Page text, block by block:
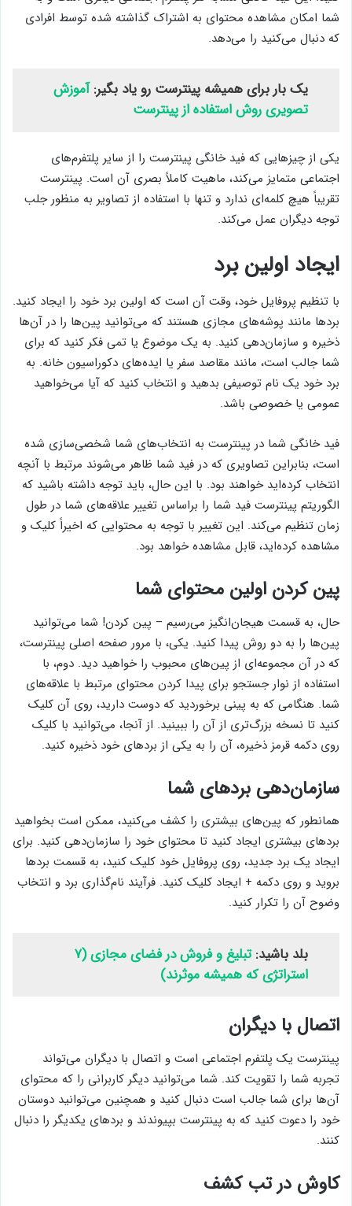
شما امکان مشاهده محتوای به اشتراک گذاشته شده توسط افرادی
که دنبال می‌کنید را می‌دهد.
یک بار برای همیشه پینترست رو یاد بگیر:آموزش
تصویری روش استفاده از پینترست
یکی از چیزهایی که فید خانگی پینترست را از سایر پلتفرم‌های
اجتماعی متمایز می‌کند، ماهیت کاملاً بصری آن است. پینترست
تقریباً هیچ کلمه‌ای ندارد و تنها با استفاده از تصاویر به منظور جلب
توجه دیگران عمل می‌کند.
ایجاد اولین برد
با تنظیم پروفایل خود، وقت آن است که اولین برد خود را ایجاد کنید.
بردها مانند پوشه‌های مجازی هستند که می‌توانید پین‌ها را در آن‌ها
ذخیره و سازمان‌دهی کنید. به یک موضوع یا تمی فکر کنید که برای
شما جالب است، مانند مقاصد سفر یا ایده‌های دکوراسیون خانه. به
برد خود یک نام توصیفی بدهید و انتخاب کنید که آیا می‌خواهید
عمومی یا خصوصی باشد.
فید خانگی شما در پینترست به انتخاب‌های شما شخصی‌سازی شده
است، بنابراین تصاویری که در فید شما ظاهر می‌شوند مرتبط با آنچه
انتخاب کرده‌اید خواهند بود. با این حال، باید توجه داشته باشید که
الگوریتم پینترست فید شما را براساس تغییر علاقه‌های شما در طول
زمان تنظیم می‌کند. این تغییر با توجه به محتوایی که اخیراً کلیک و
مشاهده کرده‌اید، قابل مشاهده خواهد بود.
پین کردن اولین محتوای شما
حال، به قسمت هیجان‌انگیز می‌رسیم – پین کردن! شما می‌توانید
پین‌ها را به دو روش پیدا کنید. یکی، با مرور صفحه اصلی پینترست،
که در آن مجموعه‌ای از پین‌های محبوب را خواهید دید. دوم، با
استفاده از نوار جستجو برای پیدا کردن محتوای مرتبط با علاقه‌های
شما. هنگامی که به پینی برخوردید که دوست دارید، روی آن کلیک
کنید تا نسخه بزرگ‌تری از آن را ببینید. از آنجا، می‌توانید با کلیک
روی دکمه قرمز ذخیره، آن را به یکی از بردهای خود ذخیره کنید.
سازمان‌دهی بردهای شما
همانطور که پین‌های بیشتری را کشف می‌کنید، ممکن است بخواهید
بردهای بیشتری ایجاد کنید تا محتوای خود را سازمان‌دهی کنید. برای
ایجاد یک برد جدید، روی پروفایل خود کلیک کنید، به قسمت بردها
بروید و روی دکمه + ایجاد کلیک کنید. فرآیند نام‌گذاری برد و انتخاب
وضوح آن را تکرار کنید.
بلد باشید:
تبلیغ و فروش در فضای مجازی (۷
استراتژی که همیشه موثرند)
اتصال با دیگران
پینترست یک پلتفرم اجتماعی است و اتصال با دیگران می‌تواند
تجربه شما را تقویت کند. شما می‌توانید دیگر کاربرانی را که محتوای
آن‌ها برای شما جالب است دنبال کنید و همچنین می‌توانید دوستان
خود را دعوت کنید که به پینترست بپیوندند و بردهای یکدیگر را دنبال
کنند.
کاوش در تب کشف